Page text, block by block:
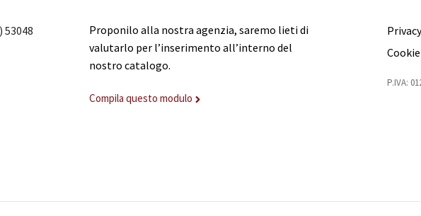
53048
Proponilo alla nostra agenzia, saremo lieti di
valutarlo per l’inserimento all’interno del
nostro catalogo.
Compila questo modulo
P.IVA: